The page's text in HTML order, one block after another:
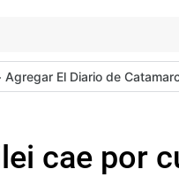
Agregar El Diario de
cae por